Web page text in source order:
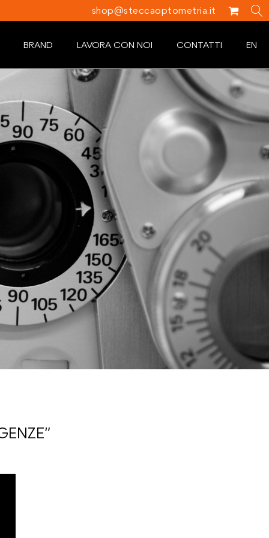
shop@steccaoptometria.it
BRAND LAVORA CON NOI CONTATTI EN